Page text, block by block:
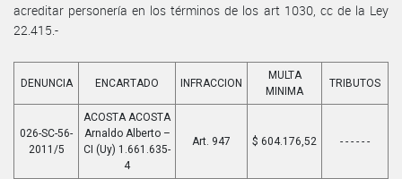
acreditar personería en los términos de los art 1030, cc de la Ley
22.415.-
DENUNCIA ENCARTADO INFRACCION
MULTA
MINIMA
TRIBUTOS
026-SC-56-
2011/5
ACOSTA ACOSTA
Arnaldo Alberto –
CI (Uy) 1.661.635-
4
Art. 947 $ 604.176,52 - - - - - -